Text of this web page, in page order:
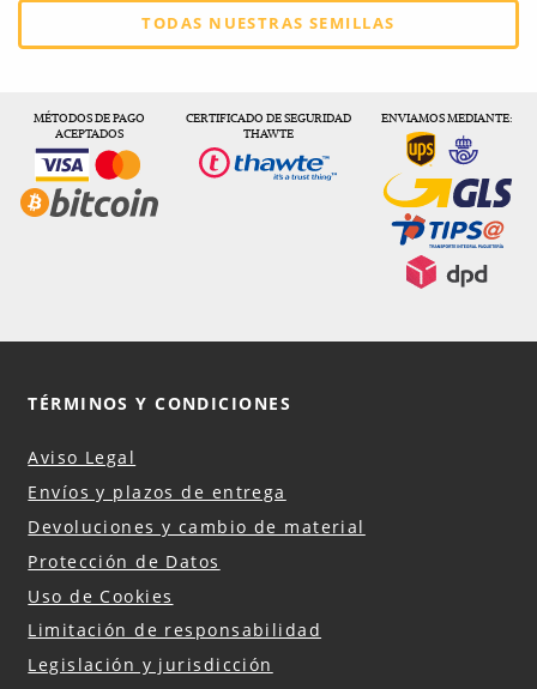
TODAS NUESTRAS SEMILLAS
MÉTODOS DE PAGO
ACEPTADOS
CERTIFICADO DE SEGURIDAD
THAWTE
ENVIAMOS MEDIANTE:
TÉRMINOS Y CONDICIONES
Aviso Legal
Envíos y plazos de entrega
Devoluciones y cambio de material
Protección de Datos
Uso de Cookies
Limitación de responsabilidad
Legislación y jurisdicción